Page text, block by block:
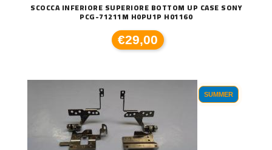
SCOCCA INFERIORE SUPERIORE BOTTOM UP CASE SONY
PCG-71211M H0PU1P H01160
€29,00
SUMMER